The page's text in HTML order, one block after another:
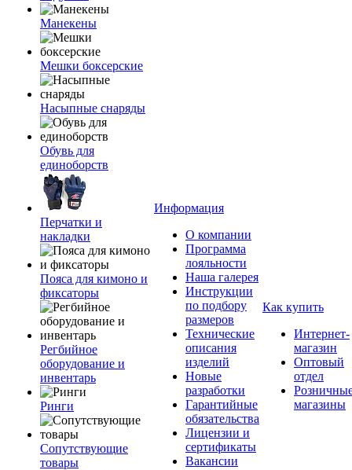
Манекены
Мешки боксерские
Насыпные снаряды
Обувь для
единоборств
Перчатки и
накладки
Пояса для кимоно и
фиксаторы
Регбийное
оборудование и
инвентарь
Ринги
Сопутствующие
товары
Информация
О компании
Программа
лояльности
Наша галерея
Инструкции
по подбору
размеров
Технические
описания
изделий
Новые
разработки
Гарантийные
обязательства
Лицензии и
сертификаты
Вакансии
Как купить
Интернет-
магазин
Оптовый
отдел
магазины